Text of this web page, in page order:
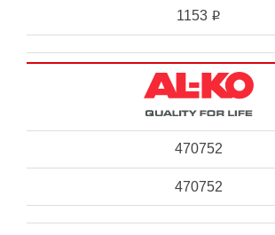
1153 i
470752
470752